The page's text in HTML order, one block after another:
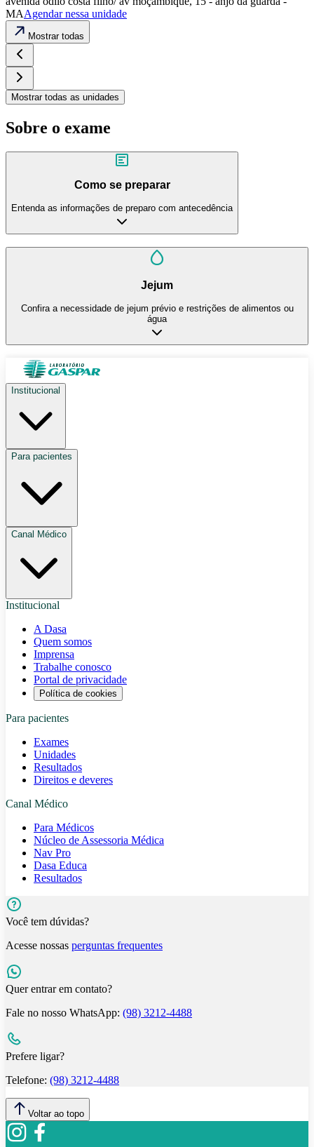
MAAgendar nessa unidade
Mostrar todas
Mostrar todas as unidades
Sobre o exame
Como se preparar
Entenda as informações de preparo com antecedência
Jejum
Confira a necessidade de jejum prévio e restrições de alimentos ou
água
Institucional
Para pacientes
Canal Médico
Institucional
A Dasa
Quem somos
Imprensa
Trabalhe conosco
Portal de privacidade
Política de cookies
Para pacientes
Exames
Unidades
Resultados
Direitos e deveres
Canal Médico
Para Médicos
Núcleo de Assessoria Médica
Nav Pro
Dasa Educa
Resultados
Você tem dúvidas?
Acesse nossas perguntas frequentes
Quer entrar em contato?
Fale no nosso WhatsApp: (98) 3212-4488
Prefere ligar?
Telefone: (98) 3212-4488
Voltar ao topo